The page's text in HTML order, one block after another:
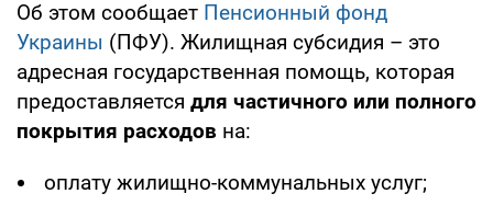
Об этом сообщает Пенсионный фонд
Украины (ПФУ). Жилищная субсидия – это
адресная государственная помощь, которая
предоставляется для частичного или полного
покрытия расходов на:
оплату жилищно-коммунальных услуг;